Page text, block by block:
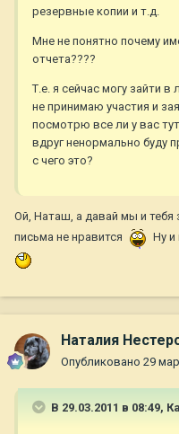
резервные копии и т.д.
Мне не понятно почему
отчета????
Т.е. я сейчас могу зайти
не принимаю участия и
посмотрю все ли у вас
вдруг ненормально буду
с чего это?
Ой, Наташ, а давай мы и тебя
письма не нравится
Ну
Наталия
Опубликовано 29
В 29.03.2011 в 08:49,